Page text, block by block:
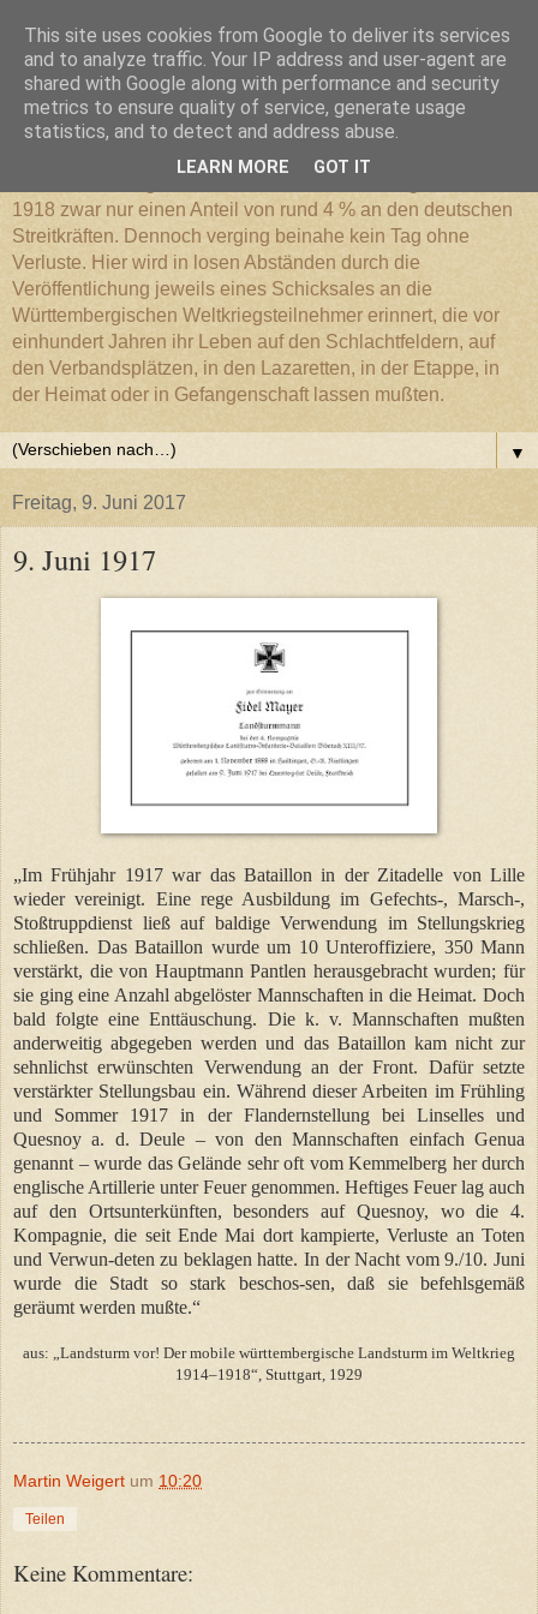
Württembergischer
Weltkriegs-Blog
1918 zwar nur einen Anteil von rund 4 % an den deutschen
Streitkräften. Dennoch verging beinahe kein Tag ohne
Verluste. Hier wird in losen Abständen durch die
Veröffentlichung jeweils eines Schicksales an die
Württembergischen Weltkriegsteilnehmer erinnert, die vor
einhundert Jahren ihr Leben auf den Schlachtfeldern, auf
den Verbandsplätzen, in den Lazaretten, in der Etappe, in
der Heimat oder in Gefangenschaft lassen mußten.
▼
Freitag, 9. Juni 2017
9. Juni 1917
„Im Frühjahr 1917 war das Bataillon in der Zitadelle von Lille
wieder vereinigt. Eine rege Ausbildung im Gefechts-, Marsch-,
Stoßtruppdienst ließ auf baldige Verwendung im Stellungskrieg
schließen. Das Bataillon wurde um 10 Unteroffiziere, 350 Mann
verstärkt, die von Hauptmann Pantlen herausgebracht wurden; für
sie ging eine Anzahl abgelöster Mannschaften in die Heimat. Doch
bald folgte eine Enttäuschung. Die k. v. Mannschaften mußten
anderweitig abgegeben werden und das Bataillon kam nicht zur
sehnlichst erwünschten Verwendung an der Front. Dafür setzte
verstärkter Stellungsbau ein. Während dieser Arbeiten im Frühling
und Sommer 1917 in der Flandernstellung bei Linselles und
Quesnoy a. d. Deule – von den Mannschaften einfach Genua
genannt – wurde das Gelände sehr oft vom Kemmelberg her durch
englische Artillerie unter Feuer genommen. Heftiges Feuer lag auch
auf den Ortsunterkünften, besonders auf Quesnoy, wo die 4.
Kompagnie, die seit Ende Mai dort kampierte, Verluste an Toten
und Verwun-deten zu beklagen hatte. In der Nacht vom 9./10. Juni
wurde die Stadt so stark beschos-sen, daß sie befehlsgemäß
geräumt werden mußte.“
aus: „Landsturm vor! Der mobile württembergische Landsturm im Weltkrieg
1914–1918“, Stuttgart, 1929
Martin Weigert um 10:20
Teilen
Keine Kommentare:
This site uses cookies from Google to deliver its services
and to analyze traffic. Your IP address and user-agent are
shared with Google along with performance and security
metrics to ensure quality of service, generate usage
statistics, and to detect and address abuse.
LEARN MORE GOT IT